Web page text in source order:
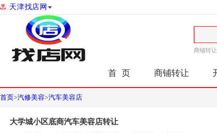
天津找店网
商铺转让
首 页 商铺转让
首页>汽修美容>汽车美容店
大学城小区底商汽车美容店转让